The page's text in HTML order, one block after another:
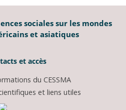
sociales sur les mondes
et asiatiques
et accès
du CESSMA
et liens utiles